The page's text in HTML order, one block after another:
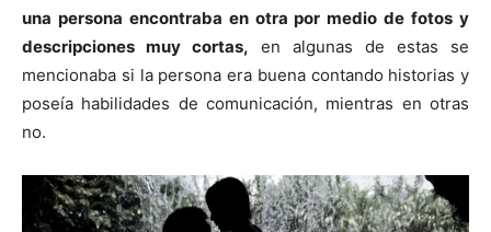
una persona encontraba en otra por medio de fotos y
descripciones muy cortas, en algunas de estas se
mencionaba si la persona era buena contando historias y
poseía habilidades de comunicación, mientras en otras
no.